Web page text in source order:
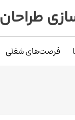
طراحان
فرصت‌های شغلی